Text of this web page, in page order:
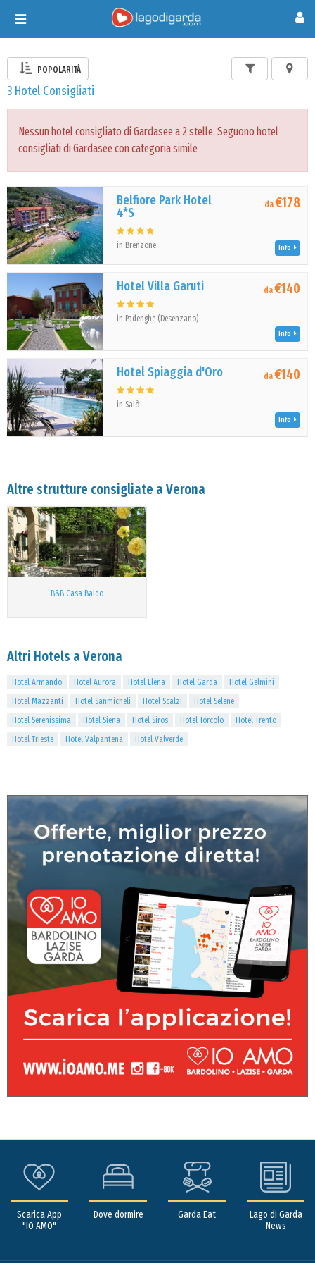
Toggle
navigation
POPOLARITÀ
3 Hotel Consigliati
Nessun hotel consigliato di Gardasee a 2 stelle. Seguono hotel
consigliati di Gardasee con categoria simile
Belfiore Park Hotel
4*S
in Brenzone
da€178
Info
Hotel Villa Garuti
in Padenghe (Desenzano)
da€140
Info
Hotel Spiaggia d'Oro
in Salò
da€140
Info
Altre strutture consigliate a Verona
B&B Casa Baldo
Altri Hotels a Verona
Hotel Armando Hotel Aurora Hotel Elena Hotel Garda
Hotel Gelmini
Hotel Mazzanti
Hotel Sanmicheli Hotel Scalzi
Hotel Selene
Hotel Serenissima
Hotel Siena Hotel Siros Hotel Torcolo
Hotel Trento
Hotel Trieste
Hotel Valpantena Hotel Valverde
Scarica App
"IO AMO"
Dove dormire Garda Eat
Lago di Garda
News